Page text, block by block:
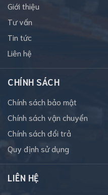
Giới thiệu
Tư vấn
Tin tức
Liên hệ
CHÍNH SÁCH
Chính sách bảo mật
Chính sách vận chuyển
Chính sách đổi trả
Quy định sử dụng
LIÊN HỆ